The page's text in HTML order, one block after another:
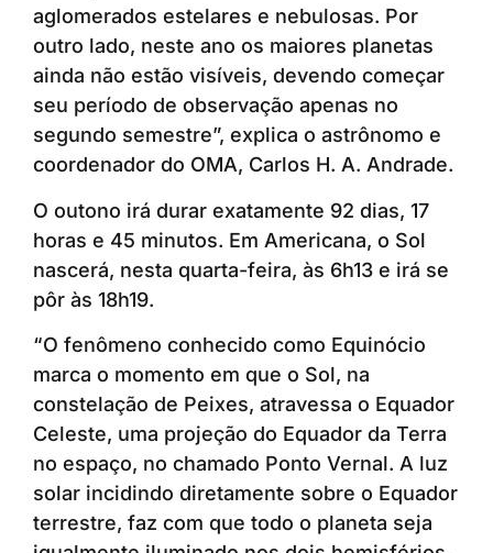
aglomerados estelares e nebulosas. Por
outro lado, neste ano os maiores planetas
ainda não estão visíveis, devendo começar
seu período de observação apenas no
segundo semestre”, explica o astrônomo e
coordenador do OMA, Carlos H. A. Andrade.
O outono irá durar exatamente 92 dias, 17
horas e 45 minutos. Em Americana, o Sol
nascerá, nesta quarta-feira, às 6h13 e irá se
pôr às 18h19.
“O fenômeno conhecido como Equinócio
marca o momento em que o Sol, na
constelação de Peixes, atravessa o Equador
Celeste, uma projeção do Equador da Terra
no espaço, no chamado Ponto Vernal. A luz
solar incidindo diretamente sobre o Equador
terrestre, faz com que todo o planeta seja